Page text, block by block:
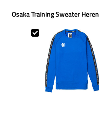
Osaka Training Sweater Heren
Osaka Training Sweater Heren